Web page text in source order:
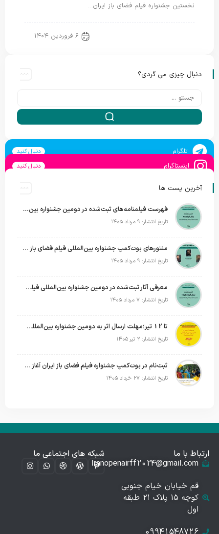
نخستین جشنواره فیلم فضای باز ایران…
۶ فروردین ۱۴۰۴
دنبال چیزی می گردی؟
تلگرام دنبال کنید
اینستاگرام دنبال کنید
آخرین پست ها
فهرست فیلمنامه‌های ثبت‌شده در دومین جشنواره بین‌المللی فیلم فضای باز ایران + اسامی
تاریخ انتشار: ۹ مرداد ۱۴۰۵
منتورهای بوت‌کمپ جشنواره بین‌المللی فیلم فضای باز ایران معرفی شدند؛ ساخت یک فیلم کوتاه داستانی در فضای باز
تاریخ انتشار: ۹ مرداد ۱۴۰۵
معرفی آثار ثبت‌شده در دومین جشنواره بین‌المللی فیلم فضای باز + اسامی
تاریخ انتشار: ۷ مرداد ۱۴۰۵
تا 12 تیر؛مهلت ارسال اثر به دومین جشنواره بین‌المللی فیلم فضای باز تمدید شد
تاریخ انتشار: ۲ تیر ۱۴۰۵
ثبت‌نام در بوت‌کمپ جشنواره فیلم فضای باز ایران آغاز شد؛ تجربه ساخت فیلم کوتاه در فضای باز
تاریخ انتشار: ۲۷ خرداد ۱۴۰۵
ارتباط با ما
Iranopenairff2024@gmail.com
قم خیابان خیام جنوبی
کوچه ۱۵ پلاک ۲۱ طبقه
اول
شبکه های اجتماعی ما